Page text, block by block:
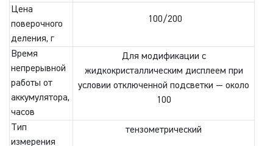
Цена
поверочного
деления, г
100/200
Время
непрерывной
работы от
аккумулятора,
часов
Для модификации с
жидкокристаллическим дисплеем при
условии отключенной подсветки — около
100
Тип
измерения
тензометрический